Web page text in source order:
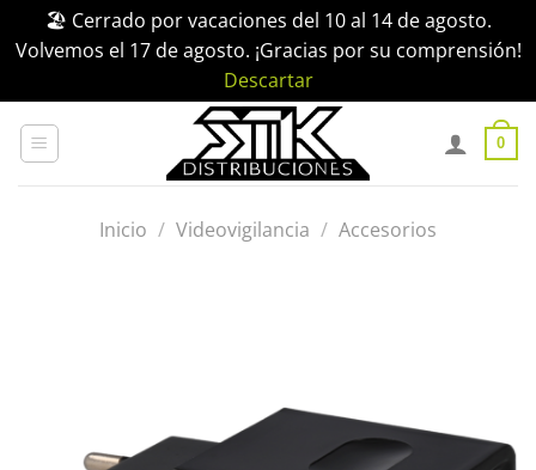
🏖️ Cerrado por vacaciones del 10 al 14 de agosto.
Volvemos el 17 de agosto. ¡Gracias por su comprensión!
Descartar
0
Inicio / Videovigilancia / Accesorios